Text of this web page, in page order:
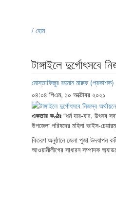
/ হোম
টাঙ্গাইলে দুর্গোৎসবে
মোস্তাফিজুর রহমান মারুফ (প্রকাশক)
০৪:০৪ পিএম, ১০ অক্টোবর ২০২১
একতার কণ্ঠঃ “ধর্ম যার-যার, উৎসব
উপজেলা পরিষদের মহিলা ভাইস-
বিতরণ অনুষ্ঠানে জেলা পুজা উদযাপন
আওয়ামীলীগের সাধারন সম্পাদক